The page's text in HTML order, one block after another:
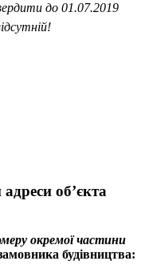
до 01.07.2019
об’єкта
окремої частини
будівництва: